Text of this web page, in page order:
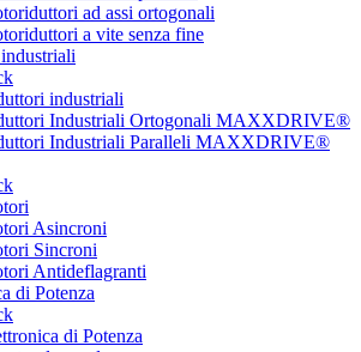
ad assi ortogonali
a vite senza fine
industriali
Industriali Ortogonali MAXXDRIVE®
Industriali Paralleli MAXXDRIVE®
Asincroni
Sincroni
Antideflagranti
di Potenza
di Potenza